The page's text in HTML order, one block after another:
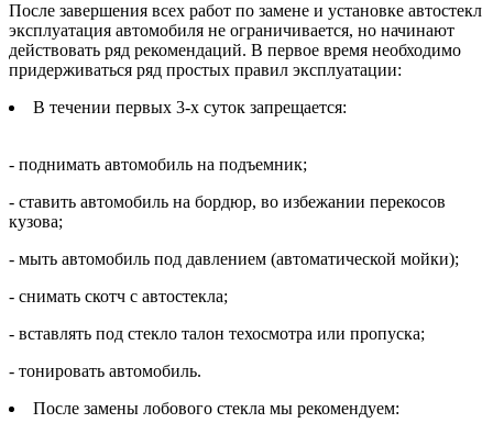
После завершения всех работ по замене и установке автостекл
эксплуатация автомобиля не ограничивается, но начинают
действовать ряд рекомендаций. В первое время необходимо
придерживаться ряд простых правил эксплуатации:
В течении первых 3-х суток запрещается:
- поднимать автомобиль на подъемник;
- ставить автомобиль на бордюр, во избежании перекосов
кузова;
- мыть автомобиль под давлением (автоматической мойки);
- снимать скотч с автостекла;
- вставлять под стекло талон техосмотра или пропуска;
- тонировать автомобиль.
После замены лобового стекла мы рекомендуем: